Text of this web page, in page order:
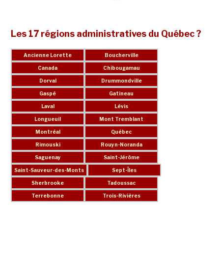
Les 17 régions administratives du Québec ?